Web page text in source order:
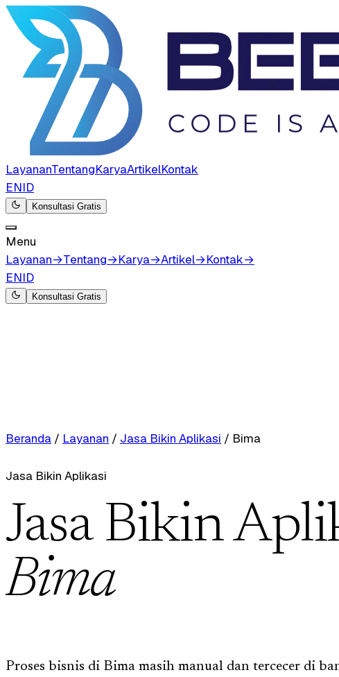
LayananTentangKaryaArtikelKontak
ENID
Konsultasi Gratis
Menu
Layanan→Tentang→Karya→Artikel→Kontak→
ENID
Konsultasi Gratis
Beranda / Layanan / Jasa Bikin Aplikasi / Bima
Jasa Bikin Aplikasi
Jasa Bikin
Bima
Proses bisnis di Bima masih manual dan tercecer di